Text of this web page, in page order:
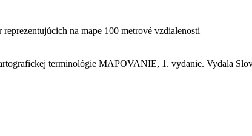
na mape 100 metrové vzdialenosti
terminológie MAPOVANIE, 1. vydanie. Vydala